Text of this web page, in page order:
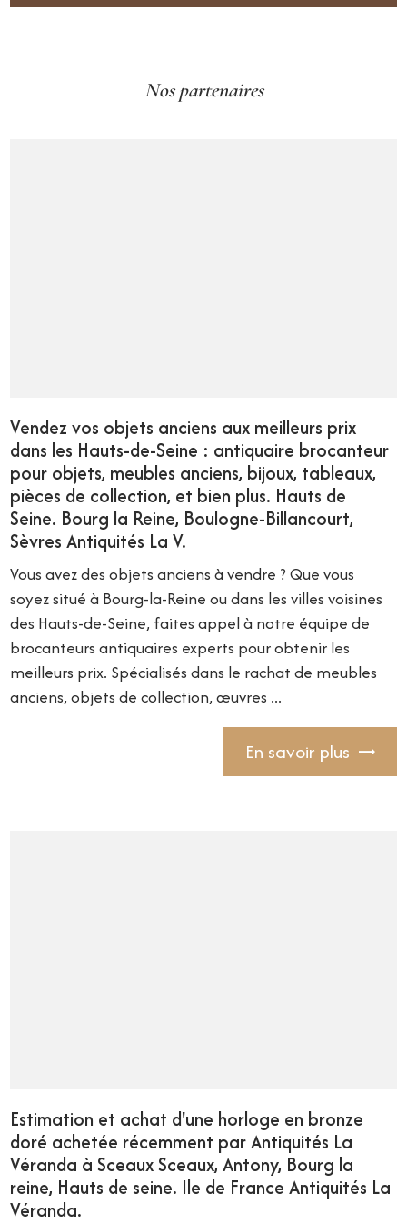
Nos partenaires
Vendez vos objets anciens aux meilleurs prix
dans les Hauts-de-Seine : antiquaire brocanteur
pour objets, meubles anciens, bijoux, tableaux,
pièces de collection, et bien plus. Hauts de
Seine. Bourg la Reine, Boulogne-Billancourt,
Sèvres Antiquités La V.
Vous avez des objets anciens à vendre ? Que vous
soyez situé à Bourg-la-Reine ou dans les villes voisines
des Hauts-de-Seine, faites appel à notre équipe de
brocanteurs antiquaires experts pour obtenir les
meilleurs prix. Spécialisés dans le rachat de meubles
anciens, objets de collection, œuvres ...
En savoir plus
Estimation et achat d'une horloge en bronze
doré achetée récemment par Antiquités La
Véranda à Sceaux Sceaux, Antony, Bourg la
reine, Hauts de seine. Ile de France Antiquités La
Véranda.